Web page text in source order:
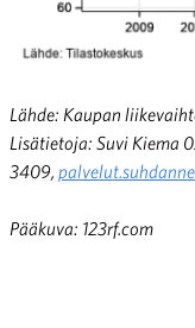
Lähde: Kaupan
Lisätietoja: Suvi Kiema
3409,
Pääkuva: 123rf.com